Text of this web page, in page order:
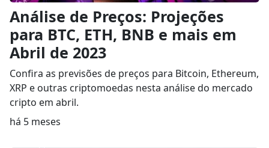
Análise de Preços: Projeções
para BTC, ETH, BNB e mais em
Abril de 2023
Confira as previsões de preços para Bitcoin, Ethereum,
XRP e outras criptomoedas nesta análise do mercado
cripto em abril.
há 5 meses